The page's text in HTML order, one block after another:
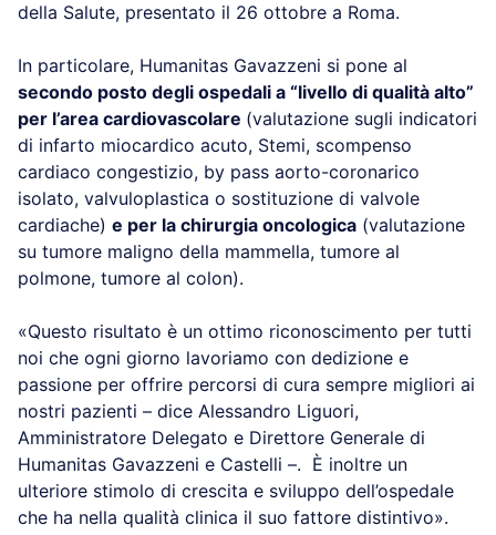
della Salute, presentato il 26 ottobre a Roma.
In particolare, Humanitas Gavazzeni si pone al
secondo posto degli ospedali a “livello di qualità alto”
per l’area cardiovascolare (valutazione sugli indicatori
di infarto miocardico acuto, Stemi, scompenso
cardiaco congestizio, by pass aorto-coronarico
isolato, valvuloplastica o sostituzione di valvole
cardiache) e per la chirurgia oncologica (valutazione
su tumore maligno della mammella, tumore al
polmone, tumore al colon).
«Questo risultato è un ottimo riconoscimento per tutti
noi che ogni giorno lavoriamo con dedizione e
passione per offrire percorsi di cura sempre migliori ai
nostri pazienti – dice Alessandro Liguori,
Amministratore Delegato e Direttore Generale di
Humanitas Gavazzeni e Castelli –. È inoltre un
ulteriore stimolo di crescita e sviluppo dell’ospedale
che ha nella qualità clinica il suo fattore distintivo».